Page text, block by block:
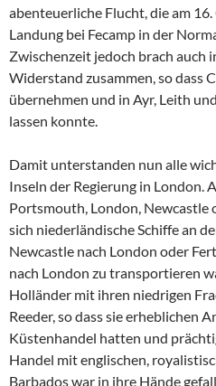
abenteuerliche Flucht, die am
Landung bei Fecamp in der
Zwischenzeit jedoch brach auch
Widerstand zusammen, so dass
übernehmen und in Ayr, Leith
lassen konnte.
Damit unterstanden nun alle
Inseln der Regierung in London.
Portsmouth, London, Newcastle
sich niederländische Schiffe an
Newcastle nach London oder
nach London zu transportieren
Holländer mit ihren niedrigen
Reeder, so dass sie erheblichen
Küstenhandel hatten und
Handel mit englischen,
Barbados war in ihre Hände